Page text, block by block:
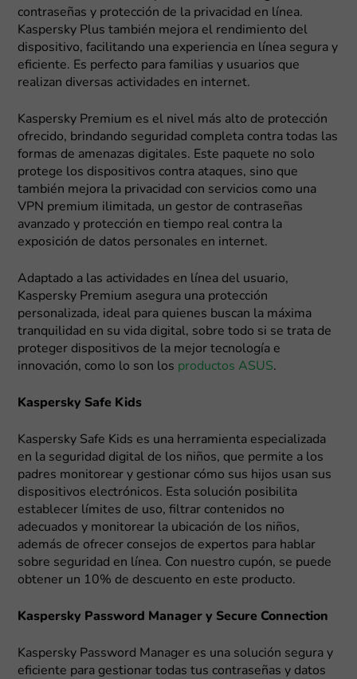
contraseñas y protección de la privacidad en línea.
Kaspersky Plus también mejora el rendimiento del
dispositivo, facilitando una experiencia en línea segura y
eficiente. Es perfecto para familias y usuarios que
realizan diversas actividades en internet.
Kaspersky Premium es el nivel más alto de protección
ofrecido, brindando seguridad completa contra todas las
formas de amenazas digitales. Este paquete no solo
protege los dispositivos contra ataques, sino que
también mejora la privacidad con servicios como una
VPN premium ilimitada, un gestor de contraseñas
avanzado y protección en tiempo real contra la
exposición de datos personales en internet.
Adaptado a las actividades en línea del usuario,
Kaspersky Premium asegura una protección
personalizada, ideal para quienes buscan la máxima
tranquilidad en su vida digital, sobre todo si se trata de
proteger dispositivos de la mejor tecnología e
innovación, como lo son los productos ASUS.
Kaspersky Safe Kids
Kaspersky Safe Kids es una herramienta especializada
en la seguridad digital de los niños, que permite a los
padres monitorear y gestionar cómo sus hijos usan sus
dispositivos electrónicos. Esta solución posibilita
establecer límites de uso, filtrar contenidos no
adecuados y monitorear la ubicación de los niños,
además de ofrecer consejos de expertos para hablar
sobre seguridad en línea. Con nuestro cupón, se puede
obtener un 10% de descuento en este producto.
Kaspersky Password Manager y Secure Connection
Kaspersky Password Manager es una solución segura y
eficiente para gestionar todas tus contraseñas y datos